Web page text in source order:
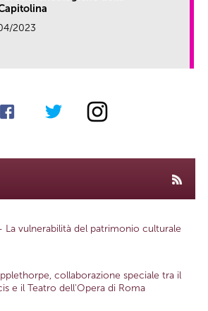
2023
La vulnerabilità del patrimonio culturale
collaborazione speciale tra il
e il Teatro dell'Opera di Roma